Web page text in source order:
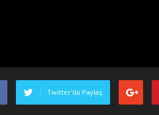
Twitter'da Paylaş